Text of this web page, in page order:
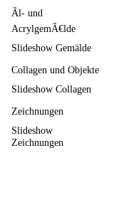
Ãl- und
AcrylgemÃ€lde
Slideshow Gemälde
Collagen und Objekte
Slideshow Collagen
Zeichnungen
Slideshow
Zeichnungen